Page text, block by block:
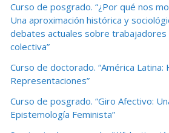
Curso de posgrado. “¿Por qué nos
Una aproximación histórica y
debates actuales sobre trabajadores
colectiva”
Curso de doctorado. “América Latina:
Representaciones”
Curso de posgrado. “Giro Afectivo:
Epistemología Feminista”